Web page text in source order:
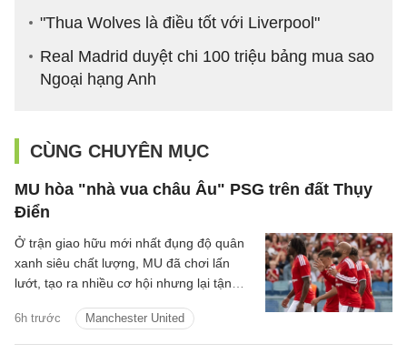
"Thua Wolves là điều tốt với Liverpool"
Real Madrid duyệt chi 100 triệu bảng mua sao
Ngoại hạng Anh
CÙNG CHUYÊN MỤC
MU hòa "nhà vua châu Âu" PSG trên đất Thụy
Điển
6h trước Manchester United
Ở trận giao hữu mới nhất đụng độ quân
xanh siêu chất lượng, MU đã chơi lấn
lướt, tạo ra nhiều cơ hội nhưng lại tận
quả hòa.